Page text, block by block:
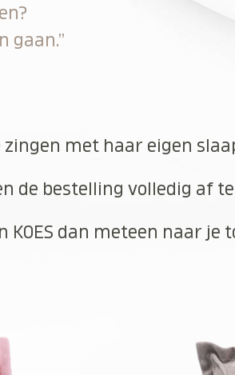
gaan.”
met haar eigen
de bestelling volledig af
dan meteen naar je